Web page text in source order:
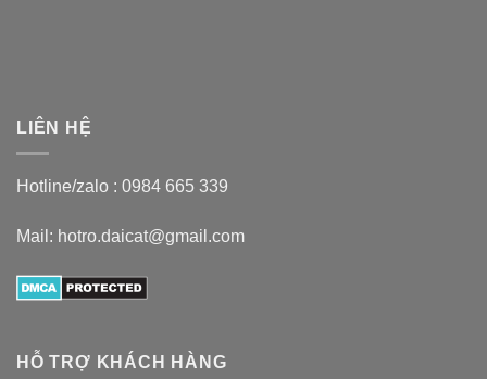
LIÊN HỆ
Hotline/zalo : 0984 665 339
Mail: hotro.daicat@gmail.com
HỖ TRỢ KHÁCH HÀNG